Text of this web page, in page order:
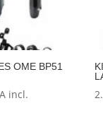
OME BP51
incl.